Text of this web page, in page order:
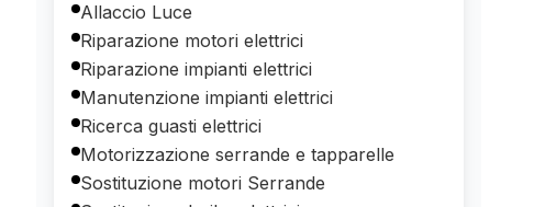
Allaccio Luce
Riparazione motori elettrici
Riparazione impianti elettrici
Manutenzione impianti elettrici
Ricerca guasti elettrici
Motorizzazione serrande e tapparelle
Sostituzione motori Serrande